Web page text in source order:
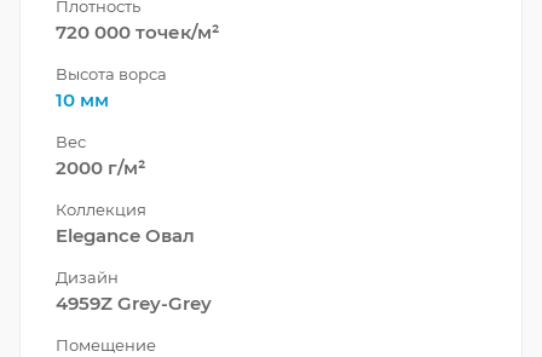
Плотность
720 000 точек/м²
Высота ворса
10 мм
Вес
2000 г/м²
Коллекция
Elegance Овал
Дизайн
4959Z Grey-Grey
Помещение